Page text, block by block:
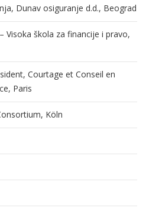
Dunav osiguranje d.d., Beograd
Visoka škola za financije i pravo,
Courtage et Conseil en
Paris
Köln